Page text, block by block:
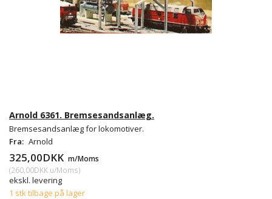
Arnold 6361. Bremsesandsanlæg.
Bremsesandsanlæg for lokomotiver.
Fra: Arnold
325,00DKK m/Moms
(260,00DKK u/Moms)
ekskl. levering
1 stk tilbage på lager